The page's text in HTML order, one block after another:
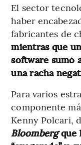
El sector
haber
fabricantes de
mientras que
software sumó
una racha
Para varios
componente
Kenny Polcari,
Bloombergque